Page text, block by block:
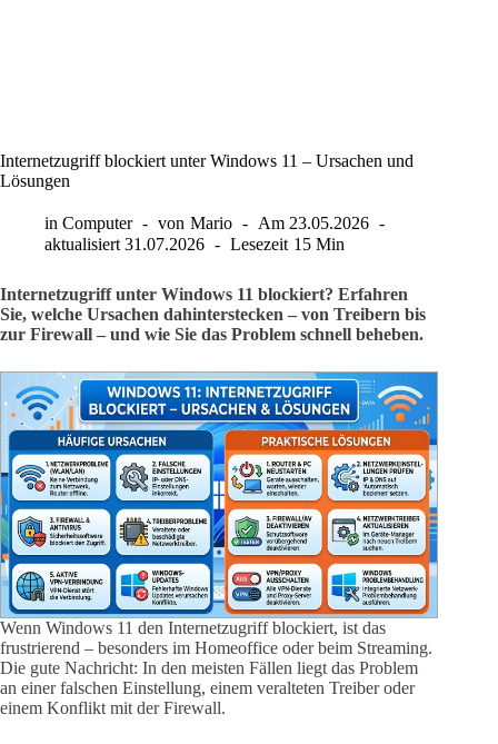
Internetzugriff blockiert unter Windows 11 – Ursachen und
Lösungen
in Computer von Mario Am 23.05.2026
aktualisiert 31.07.2026 Lesezeit 15 Min
Internetzugriff unter Windows 11 blockiert? Erfahren
Sie, welche Ursachen dahinterstecken – von Treibern bis
zur Firewall – und wie Sie das Problem schnell beheben.
Wenn Windows 11 den Internetzugriff blockiert, ist das
frustrierend – besonders im Homeoffice oder beim Streaming.
Die gute Nachricht: In den meisten Fällen liegt das Problem
an einer falschen Einstellung, einem veralteten Treiber oder
einem Konflikt mit der Firewall.